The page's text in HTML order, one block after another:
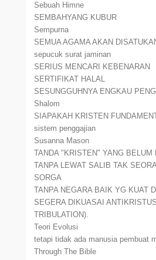
Sebuah Himne
SEMBAHYANG KUBUR
Sempurna
SEMUA AGAMA AKAN
sepucuk surat jaminan
SERIUS MENCARI KEBENARAN
SERTIFIKAT HALAL
SESUNGGUHNYA ENGKAU
Shalom
SIAPAKAH KRISTEN
sistem penggajian
Susanna Mason
TANDA "KRISTEN" YANG BELUM
TANPA LEWAT SALIB TAK
SORGA
TANPA NEGARA BAIK YG KUAT
SEGERA DIKUASAI
TRIBULATION).
Teori Evolusi
tetapi tidak ada manusia pembuat
Through The Bible